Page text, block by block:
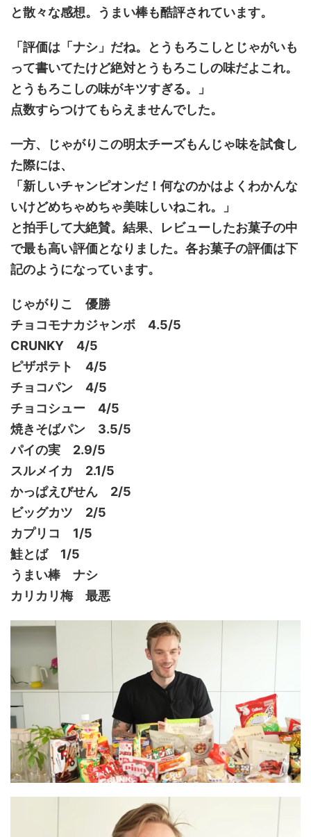
と散々な感想。うまい棒も酷評されています。
「評価は「ナシ」だね。とうもろこしとじゃがいも
って書いてたけど絶対とうもろこしの味だよこれ。
とうもろこしの味がキツすぎる。」
点数すらつけてもらえませんでした。
一方、じゃがりこの明太チーズもんじゃ味を試食し
た際には、
「新しいチャンピオンだ！何なのかはよくわかんな
いけどめちゃめちゃ美味しいねこれ。」
と拍手して大絶賛。結果、レビューしたお菓子の中
で最も高い評価となりました。各お菓子の評価は下
記のようになっています。
じゃがりこ 優勝
チョコモナカジャンボ 4.5/5
CRUNKY 4/5
ピザポテト 4/5
チョコパン 4/5
チョコシュー 4/5
焼きそばパン 3.5/5
パイの実 2.9/5
スルメイカ 2.1/5
かっぱえびせん 2/5
ビッグカツ 2/5
カプリコ 1/5
鮭とば 1/5
うまい棒 ナシ
カリカリ梅 最悪